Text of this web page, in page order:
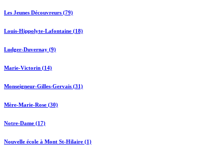
Les Jeunes Découvreurs (79)
Louis-Hippolyte-Lafontaine (18)
Ludger-Duvernay (9)
Marie-Victorin (14)
Monseigneur-Gilles-Gervais (31)
Mère-Marie-Rose (30)
Notre-Dame (17)
Nouvelle école à Mont St-Hilaire (1)